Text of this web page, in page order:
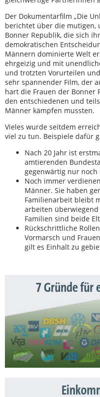
Der Dokumentarfilm „Die
berichtet über die mutigen,
Bonner Republik, die sich
demokratischen
Männern dominierte Welt
ehrgeizig und mit
und trotzten Vorurteilen
sehr spannender Film, der
hart die Frauen der Bonner
den entschiedenen und
Männer kämpfen mussten.
Vieles wurde seitdem
viel zu tun. Beispiele dafür
Nach 20 Jahr ist
amtierenden
gegenwärtig nur noch
Noch immer
Männer. Sie haben
Familienarbeit bleibt
arbeiten
Familien sind beide
Rückschrittliche
Vormarsch und
gilt es Einhalt zu
7 Gründe für